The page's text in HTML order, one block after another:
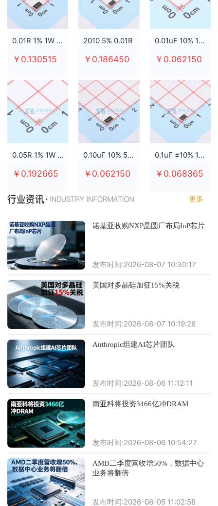
0.01R 1% 1W 2512
￥0.130515
2010 5% 0.01R
￥0.186450
0.01uF 10% 100V X7R 0603
￥0.062150
0.05R 1% 1W 2512
￥0.192665
0.10uF 10% 50V X7R 0805
￥0.062150
0.1uF ±10% 100V X7R 0805
￥0.068365
更多
诺基亚收购NXP晶圆厂布局InP芯片
发布时间:2026-08-07 10:30:17
美国对多晶硅加征15%关税
发布时间:2026-08-07 10:19:26
Anthropic组建AI芯片团队
发布时间:2026-08-06 11:12:11
南亚科将投资3466亿冲DRAM
发布时间:2026-08-06 10:54:27
AMD二季度营收增50%，数据中心
业务将翻倍
发布时间:2026-08-05 11:02:58